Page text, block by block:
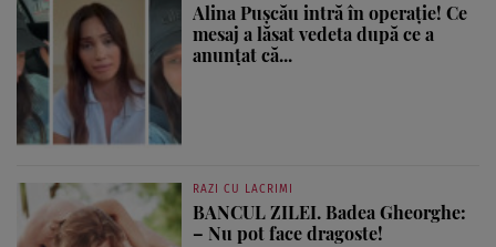
Alina Pușcău intră în operație! Ce
mesaj a lăsat vedeta după ce a
anunțat că...
RAZI CU LACRIMI
BANCUL ZILEI. Badea Gheorghe:
– Nu pot face dragoste!